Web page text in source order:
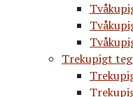
Trekupigt